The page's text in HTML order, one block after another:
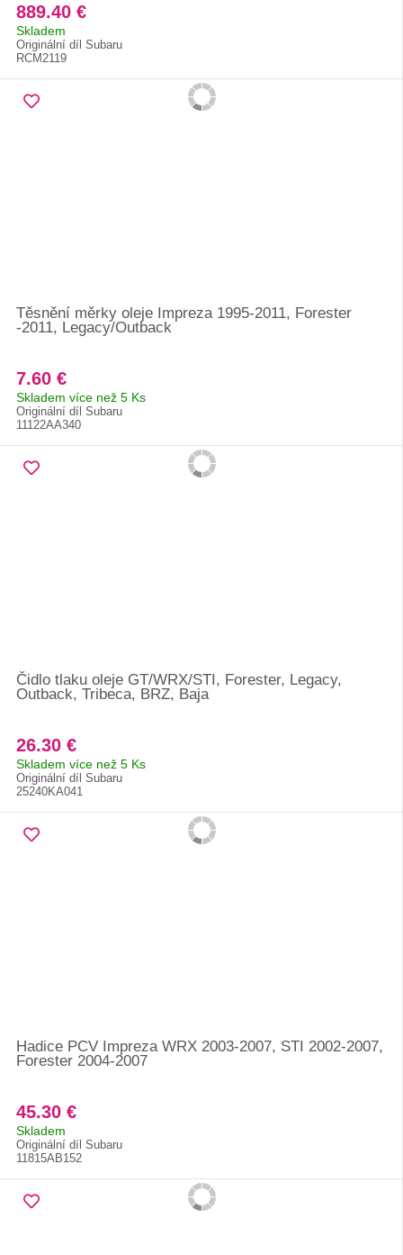
889.40 €
Skladem
Originální díl Subaru
RCM2119
Těsnění měrky oleje Impreza 1995-2011, Forester
-2011, Legacy/Outback
7.60 €
Skladem více než 5 Ks
Originální díl Subaru
11122AA340
Čidlo tlaku oleje GT/WRX/STI, Forester, Legacy,
Outback, Tribeca, BRZ, Baja
26.30 €
Skladem více než 5 Ks
Originální díl Subaru
25240KA041
Hadice PCV Impreza WRX 2003-2007, STI 2002-2007,
Forester 2004-2007
45.30 €
Skladem
Originální díl Subaru
11815AB152